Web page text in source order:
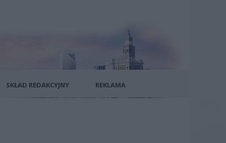
SKŁAD REDAKCYJNY REKLAMA